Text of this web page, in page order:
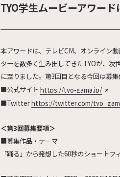
TYO学生ムービーアワード
本アワードは、テレビCM、オンライン
ターを数多く生み出してきたTYOが、次
に至りました。第3回目となる今回は募
■公式サイト https://tyo-gama.jp/
■Twitterhttps://twitter.com/
＜第3回募集要項＞
■募集作品・テーマ
「踊る」から発想した60秒のショートフ